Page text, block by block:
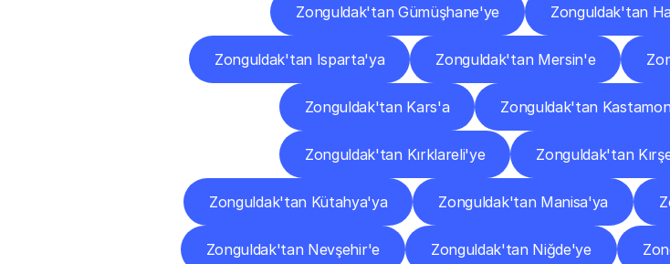
Zonguldak'tan Gümüşhane'ye Zonguldak'tan
Zonguldak'tan Isparta'ya Zonguldak'tan Mersin'e
Zonguldak'tan Kars'a Zonguldak'tan
Zonguldak'tan Kırklareli'ye Zonguldak'tan
Zonguldak'tan Kütahya'ya Zonguldak'tan Manisa'ya
Zonguldak'tan Nevşehir'e Zonguldak'tan Niğde'ye